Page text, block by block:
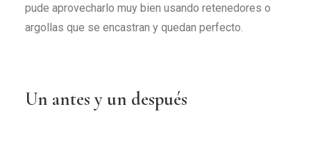
pude aprovecharlo muy bien usando retenedores o
argollas que se encastran y quedan perfecto.
Un antes y un después